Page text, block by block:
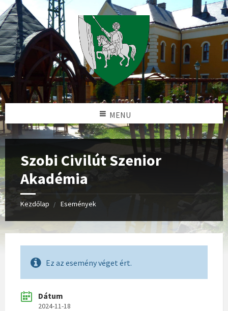
MENU
Szobi Civilút Szenior
Akadémia
Kezdőlap Események
Ez az esemény véget ért.
Dátum
2024-11-18